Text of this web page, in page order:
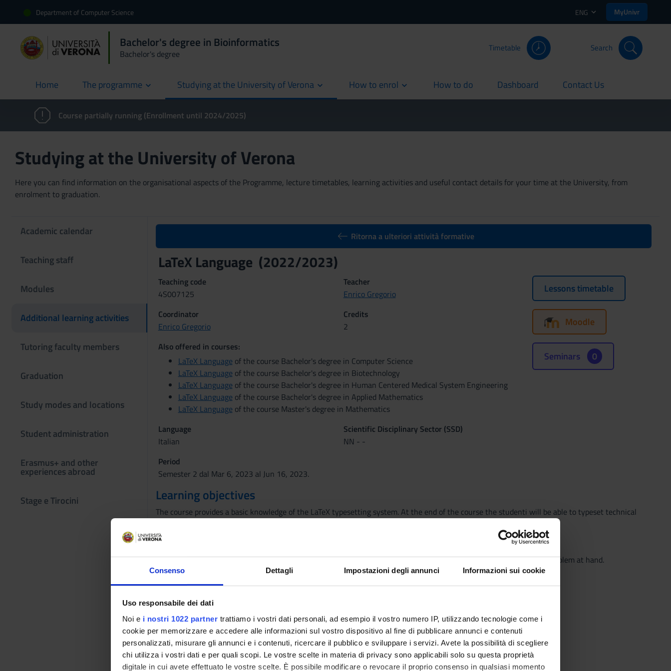
Consenso Dettagli Impostazioni degli annunci Informazioni sui cookie
Uso responsabile dei dati
Noi e i nostri 1022 partner trattiamo i vostri dati personali, ad esempio il vostro numero IP, utilizzando tecnologie come i
cookie per memorizzare e accedere alle informazioni sul vostro dispositivo al fine di pubblicare annunci e contenuti
personalizzati, misurare gli annunci e i contenuti, ricercare il pubblico e sviluppare i servizi. Avete la possibilità di scegliere
chi utilizza i vostri dati e per quali scopi. Le vostre scelte in materia di privacy sono applicabili solo su questa proprietà
digitale in cui avete effettuato le vostre scelte. È possibile modificare o revocare il proprio consenso in qualsiasi momento
Department of Computer Science ENG MyUnivr
Bachelor's degree in Bioinformatics
Bachelor's degree
Timetable Search
Home
current The programme Studying at the University of Verona How to enrol How to do
current Dashboard
current Contact Us
current
Course partially running (Enrollment until 2024/2025)
Studying at the University of Verona
Here you can find information on the organisational aspects of the Programme, lecture timetables, learning activities and useful contact details for your time at the University, from
enrolment to graduation.
Academic calendar
Teaching staff
Modules
Additional learning activities
Tutoring faculty members
Graduation
Study modes and locations
Student administration
Erasmus+ and other
experiences abroad
Stage e Tirocini
Ritorna a ulteriori attività formative
LaTeX Language (2022/2023)
Teaching code
4S007125
Teacher
Enrico Gregorio
Coordinator
Enrico Gregorio
Credits
2
Also offered in courses:
LaTeX Language of the course Bachelor's degree in Computer Science
LaTeX Language of the course Bachelor's degree in Biotechnology
LaTeX Language of the course Bachelor's degree in Human Centered Medical System Engineering
LaTeX Language of the course Bachelor's degree in Applied Mathematics
LaTeX Language of the course Master's degree in Mathematics
Language
Italian
Scientific Disciplinary Sector (SSD)
NN - -
Period
Semester 2 dal Mar 6, 2023 al Jun 16, 2023.
Lessons timetable
Moodle
Seminars 0
Learning objectives
The course provides a basic knowledge of the LaTeX typesetting system. At the end of the course the studenti will be able to typeset technical
Knowledge and understanding: students will know the basics of the language and the way the system works.
Making judgements: the students will be able to choose among the various techniques the one better suited to the problem at hand.
Communication skills: the students will be able to describe the syntax of the used commands.
Learning skills: the students will be able to widen their knowledge starting from what they learned.
Prerequisites and basic notions
Non prerequisite is needed
Program
Introduction to the TeX/LaTeX system.